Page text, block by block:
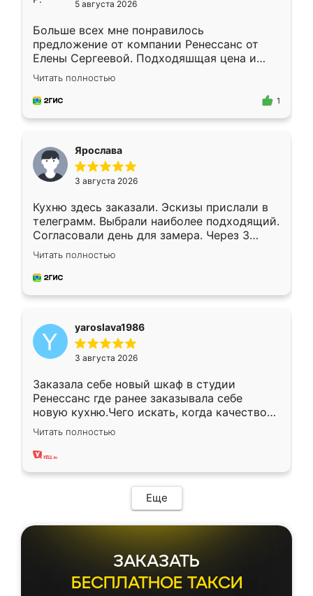
5 августа 2026
Больше всех мне понравилось
предложение от компании Ренессанс от
Елены Сергеевой. Подходяшщая цена и
короткие сроки изготовления. Приехавший
для замера сотрудник Владислав
предложил по моему эскизу самый
Читать полностью
1
Ярослава
3 августа 2026
Кухню здесь заказали. Эскизы прислали в
телеграмм. Выбрали наиболее подходящий.
Согласовали день для замера. Через 3
недели кухня была уже готова. Остались
довольны работой. Спасибо Ренессанс
мебель за качественную работу!
Читать полностью
yaroslava1986
3 августа 2026
Заказала себе новый шкаф в студии
Ренессанс где ранее заказывала себе
новую кухню.Чего искать, когда качеством
вполне довольна. Служит кухня уже почти
два года, нареканий нет.
Читать полностью
Еще
ЗАКАЗАТЬ
БЕСПЛАТНОЕ ТАКСИ